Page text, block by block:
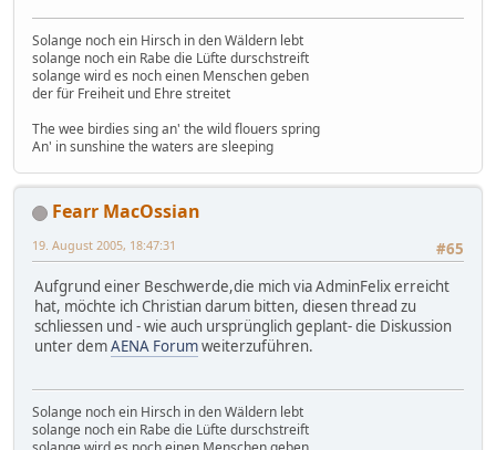
Solange noch ein Hirsch in den Wäldern lebt
solange noch ein Rabe die Lüfte durschstreift
solange wird es noch einen Menschen geben
der für Freiheit und Ehre streitet
The wee birdies sing an' the wild flouers spring
An' in sunshine the waters are sleeping
Fearr MacOssian
#65
19. August 2005, 18:47:31
Aufgrund einer Beschwerde,die mich via AdminFelix erreicht
hat, möchte ich Christian darum bitten, diesen thread zu
schliessen und - wie auch ursprünglich geplant- die Diskussion
unter demAENA Forumweiterzuführen.
Solange noch ein Hirsch in den Wäldern lebt
solange noch ein Rabe die Lüfte durschstreift